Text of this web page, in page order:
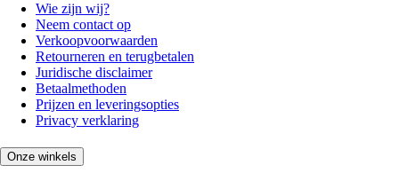
Wie zijn wij?
Neem contact op
Verkoopvoorwaarden
Retourneren en terugbetalen
Juridische disclaimer
Betaalmethoden
Prijzen en leveringsopties
Privacy verklaring
Onze winkels